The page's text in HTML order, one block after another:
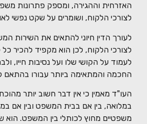
האזרחית וההגירה, ומספק פתרונות
לצורכי הלקוח, ושומרים על שקט נפשי
לעורך הדין חיוני להתאים את השירות
לצורכי הלקוח, לכן הוא מקפיד להכיר
לעמוד על הקושי שלו ועל נסיבות חייו,
החכמה והמתאימה ביותר עבורו בהתאם
העו"ד מאמין כי אין דבר חשוב יותר
במלואה, בין אם בבית המשפט ובין אם
משפטיים מחוץ לכותלי בין המשפט.